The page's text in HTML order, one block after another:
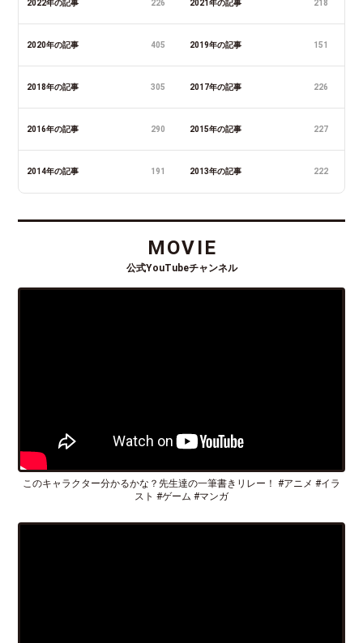
2022年の記事 226 2021年の記事 218
2020年の記事 405 2019年の記事 151
2018年の記事 305 2017年の記事 226
2016年の記事 290 2015年の記事 227
2014年の記事 191 2013年の記事 222
MOVIE
公式YouTubeチャンネル
このキャラクター分かるかな？先生達の一筆書きリレー！ #アニメ #イラ
スト #ゲーム #マンガ